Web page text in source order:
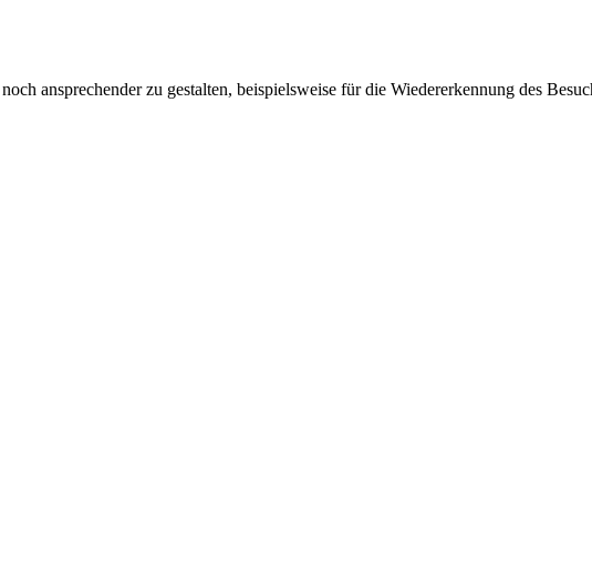
ansprechender zu gestalten, beispielsweise für die Wiedererkennung des